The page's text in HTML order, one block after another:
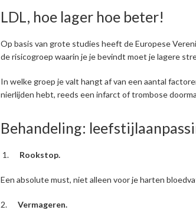
LDL, hoe lager hoe beter!
Op basis van grote studies heeft de Europese
de risicogroep waarin je je bevindt moet je lagere
In welke groep je valt hangt af van een aantal
nierlijden hebt, reeds een infarct of trombose
Behandeling:
1. Rookstop.
Een absolute must, niet alleen voor je harten
2. Vermageren.